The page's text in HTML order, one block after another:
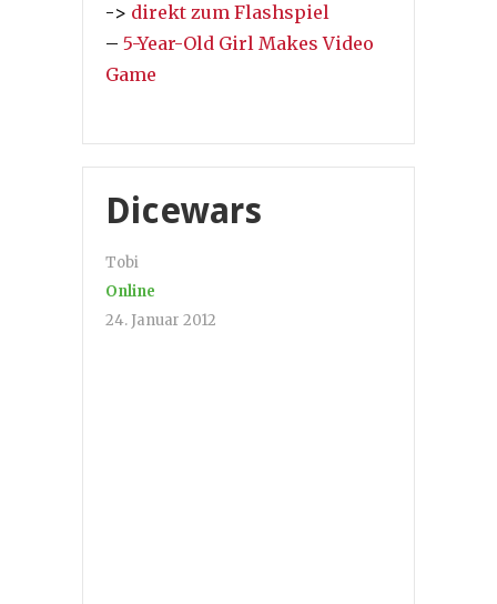
-> direkt zum Flashspiel
– 5-Year-Old Girl Makes Video
Game
Dicewars
Tobi
Online
24. Januar 2012